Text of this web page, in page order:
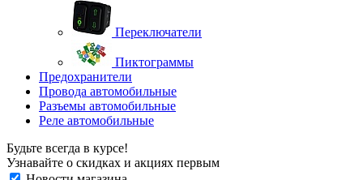
Переключатели
Пиктограммы
Предохранители
Провода автомобильные
Разъемы автомобильные
Реле автомобильные
Будьте всегда в курсе!
Узнавайте о скидках и акциях первым